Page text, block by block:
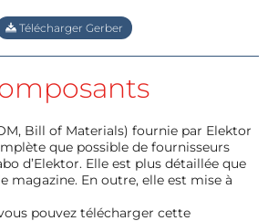
Télécharger Gerber
Bill of Materials) fournie par Elektor
que possible de fournisseurs
d’Elektor. Elle est plus détaillée que
magazine. En outre, elle est mise à
pouvez télécharger cette